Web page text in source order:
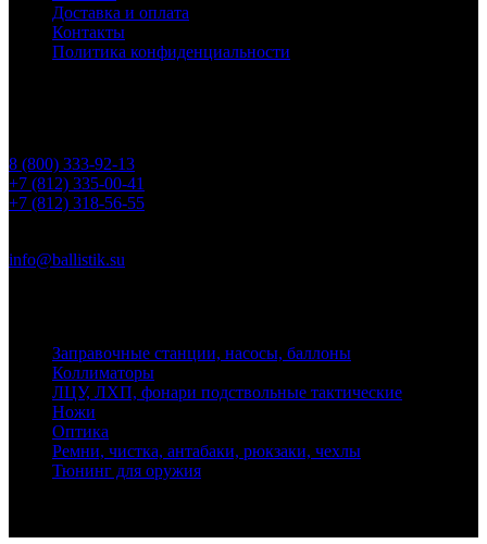
Доставка и оплата
Контакты
Политика конфиденциальности
8 (800) 333-92-13
+7 (812) 335-00-41
+7 (812) 318-56-55
info@ballistik.su
Заправочные станции, насосы, баллоны
Коллиматоры
ЛЦУ, ЛХП, фонари подствольные тактические
Ножи
Оптика
Ремни, чистка, антабаки, рюкзаки, чехлы
Тюнинг для оружия